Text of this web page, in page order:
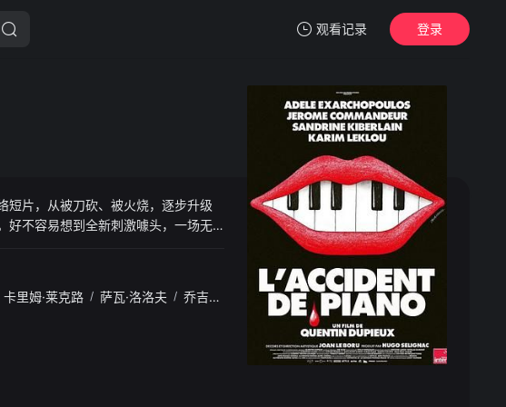
观看记录
暂无观看影片的记录
登录
短片，从被刀砍、被火烧，逐步升级
好不容易想到全新刺激噱头，一场无
卡里姆·莱克路 / 萨瓦·洛洛夫 / 乔吉娅·史卡莉特 / Gabin / Visona